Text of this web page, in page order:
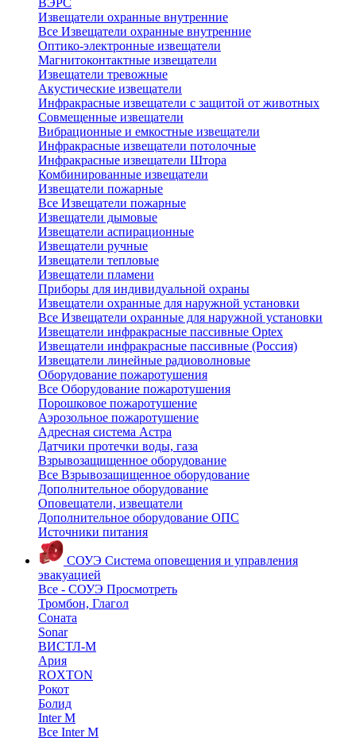
ВЭРС
Извещатели охранные внутренние
Все Извещатели охранные внутренние
Оптико-электронные извещатели
Магнитоконтактные извещатели
Извещатели тревожные
Акустические извещатели
Инфракрасные извещатели с защитой от животных
Совмещенные извещатели
Вибрационные и емкостные извещатели
Инфракрасные извещатели потолочные
Инфракрасные извещатели Штора
Комбинированные извещатели
Извещатели пожарные
Все Извещатели пожарные
Извещатели дымовые
Извещатели аспирационные
Извещатели ручные
Извещатели тепловые
Извещатели пламени
Приборы для индивидуальной охраны
Извещатели охранные для наружной установки
Все Извещатели охранные для наружной установки
Извещатели инфракрасные пассивные Optex
Извещатели инфракрасные пассивные (Россия)
Извещатели линейные радиоволновые
Оборудование пожаротушения
Все Оборудование пожаротушения
Порошковое пожаротушение
Аэрозольное пожаротушение
Адресная система Астра
Датчики протечки воды, газа
Взрывозащищенное оборудование
Все Взрывозащищенное оборудование
Дополнительное оборудование
Оповещатели, извещатели
Дополнительное оборудование ОПС
Источники питания
СОУЭ Система оповещения и управления
эвакуацией
Все - СОУЭ Просмотреть
Тромбон, Глагол
Соната
Sonar
ВИСТЛ-М
Ария
ROXTON
Рокот
Болид
Inter M
Все Inter M